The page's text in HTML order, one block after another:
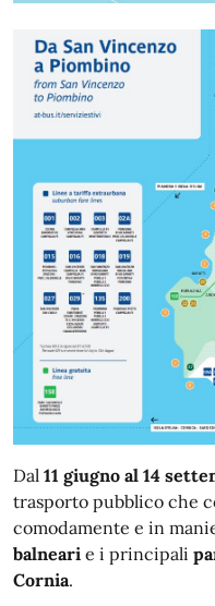
Dal 11 giugno al 14
trasporto pubblico che
comodamente e in
balneari e i principali
Cornia.